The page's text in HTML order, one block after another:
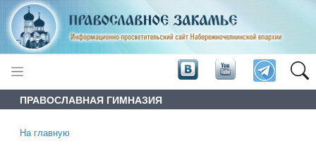
ПРАВОСЛАВНАЯ ГИМНАЗИЯ
На главную